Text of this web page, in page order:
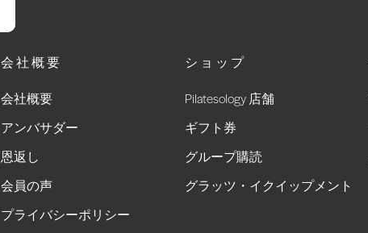
会社概要
会社概要
アンバサダー
恩返し
会員の声
プライバシーポリシー
ショップ
Pilatesology 店舗
ギフト券
グループ購読
グラッツ・イクイップメント